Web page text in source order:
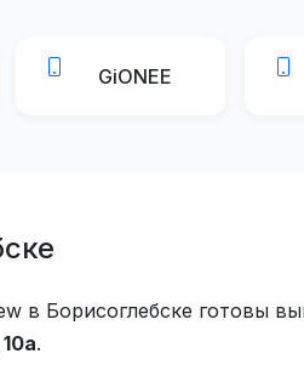
GiONEE
в Борисоглебске готовы
.